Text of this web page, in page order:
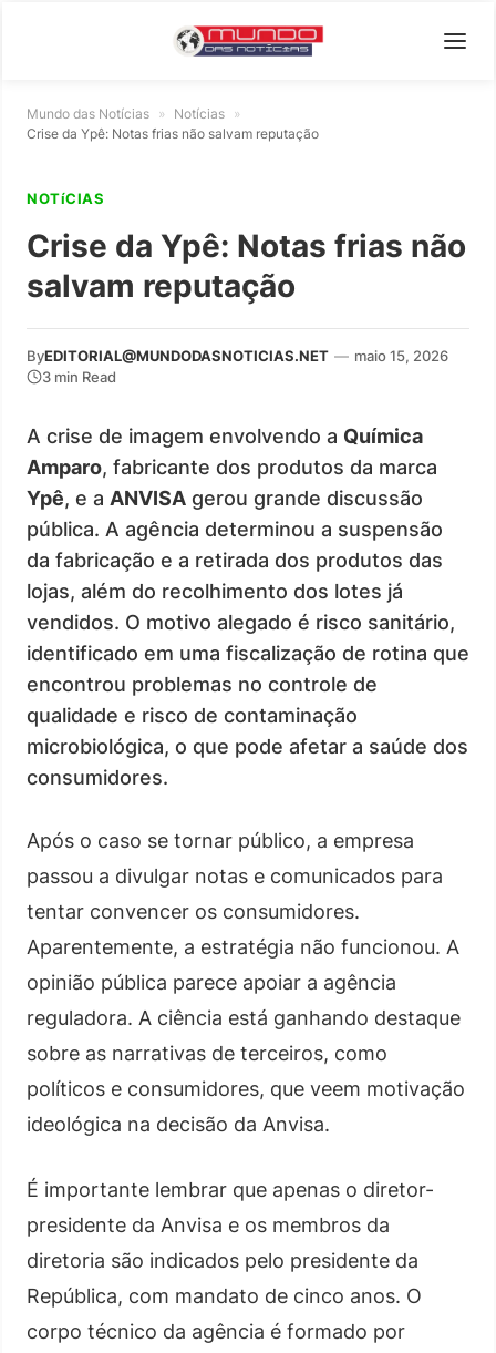
Mundo das Notícias » Notícias »
Crise da Ypê: Notas frias não salvam reputação
NOTíCIAS
Crise da Ypê: Notas frias não
salvam reputação
ByEDITORIAL@MUNDODASNOTICIAS.NET — maio 15, 2026
3 min Read
A crise de imagem envolvendo a Química
Amparo, fabricante dos produtos da marca
Ypê, e a ANVISA gerou grande discussão
pública. A agência determinou a suspensão
da fabricação e a retirada dos produtos das
lojas, além do recolhimento dos lotes já
vendidos. O motivo alegado é risco sanitário,
identificado em uma fiscalização de rotina que
encontrou problemas no controle de
qualidade e risco de contaminação
microbiológica, o que pode afetar a saúde dos
consumidores.
Após o caso se tornar público, a empresa
passou a divulgar notas e comunicados para
tentar convencer os consumidores.
Aparentemente, a estratégia não funcionou. A
opinião pública parece apoiar a agência
reguladora. A ciência está ganhando destaque
sobre as narrativas de terceiros, como
políticos e consumidores, que veem motivação
ideológica na decisão da Anvisa.
É importante lembrar que apenas o diretor-
presidente da Anvisa e os membros da
diretoria são indicados pelo presidente da
República, com mandato de cinco anos. O
corpo técnico da agência é formado por